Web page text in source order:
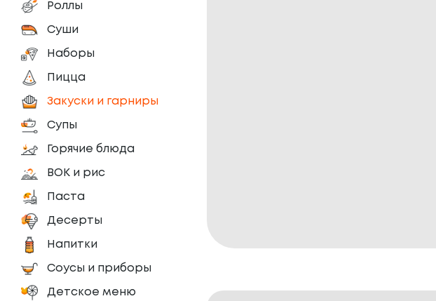
Роллы
Суши
Наборы
Пицца
Закуски и гарниры
Супы
Горячие блюда
ВОК и рис
Паста
Десерты
Напитки
Соусы и приборы
Детское меню